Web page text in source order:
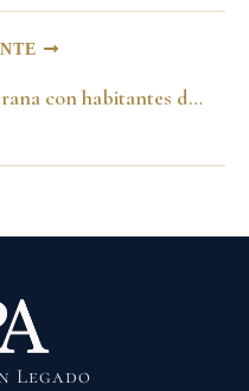
Reunión de Andrés Pastrana con habitantes de la localidad de Usme -1998-
Legado